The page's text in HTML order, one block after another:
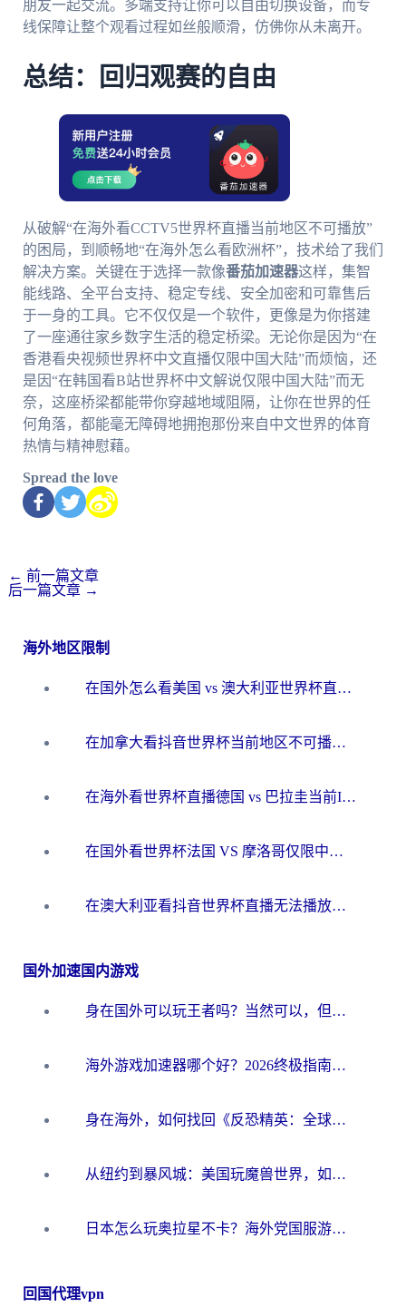
朋友一起交流。多端支持让你可以自由切换设备，而专
线保障让整个观看过程如丝般顺滑，仿佛你从未离开。
总结：回归观赛的自由
从破解“在海外看CCTV5世界杯直播当前地区不可播放”
的困局，到顺畅地“在海外怎么看欧洲杯”，技术给了我们
解决方案。关键在于选择一款像番茄加速器这样，集智
能线路、全平台支持、稳定专线、安全加密和可靠售后
于一身的工具。它不仅仅是一个软件，更像是为你搭建
了一座通往家乡数字生活的稳定桥梁。无论你是因为“在
香港看央视频世界杯中文直播仅限中国大陆”而烦恼，还
是因“在韩国看B站世界杯中文解说仅限中国大陆”而无
奈，这座桥梁都能带你穿越地域阻隔，让你在世界的任
何角落，都能毫无障碍地拥抱那份来自中文世界的体育
热情与精神慰藉。
Spread the love
← 前一篇文章
后一篇文章 →
海外地区限制
在国外怎么看美国 vs 澳大利亚世界杯直播？海外党必藏的中文解说观赛指南
在加拿大看抖音世界杯当前地区不可播放？海外党体育观赛终极指南
在海外看世界杯直播德国 vs 巴拉圭当前IP受限制？这篇指南帮你轻松解决地区限制
在国外看世界杯法国 VS 摩洛哥仅限中国大陆？别让地域限制拦下你的欢呼
在澳大利亚看抖音世界杯直播无法播放？海外党体育观赛终极指南来了！
国外加速国内游戏
身在国外可以玩王者吗？当然可以，但你需要这份“加速”指南
海外游戏加速器哪个好？2026终极指南帮你畅玩国服+解决卡顿难题
身在海外，如何找回《反恐精英：全球攻势》国服的丝滑手感？一份给你的终极指南
从纽约到暴风城：美国玩魔兽世界，如何找到你的最佳网络航线
日本怎么玩奥拉星不卡？海外党国服游戏加速器选择全攻略
回国代理vpn